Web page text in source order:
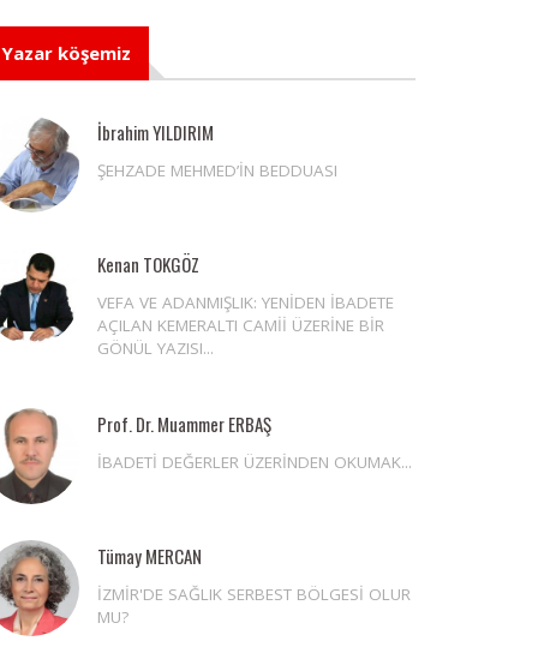
Yazar köşemiz
İbrahim YILDIRIM
ŞEHZADE MEHMED’İN BEDDUASI
Kenan TOKGÖZ
VEFA VE ADANMIŞLIK: YENİDEN İBADETE
AÇILAN KEMERALTI CAMİİ ÜZERİNE BİR
GÖNÜL YAZISI...
Prof. Dr. Muammer ERBAŞ
İBADETİ DEĞERLER ÜZERİNDEN OKUMAK...
Tümay MERCAN
İZMİR'DE SAĞLIK SERBEST BÖLGESİ OLUR
MU?